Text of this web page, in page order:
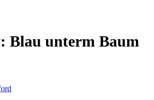
Blau unterm Baum